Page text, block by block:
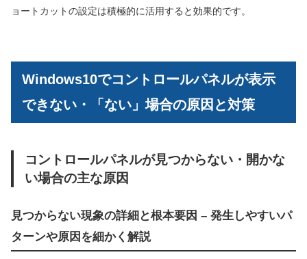
ョートカットの設定は積極的に活用すると効果的です。
Windows10でコントロールパネルが表示
できない・「ない」場合の原因と対策
コントロールパネルが見つからない・開かな
い場合の主な原因
見つからない現象の詳細と根本要因 – 発生しやすいパ
ターンや原因を細かく解説